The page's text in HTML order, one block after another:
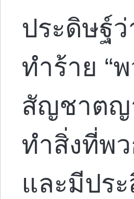
ประดิษฐ์ว่
ทำร้าย “
สัญชาตญ
ทำสิ่งที่พ
และมีปร